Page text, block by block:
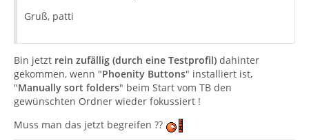
Gruß, patti
Bin jetzt rein zufällig (durch eine Testprofil) dahinter
gekommen, wenn "Phoenity Buttons" installiert ist,
"Manually sort folders" beim Start vom TB den
gewünschten Ordner wieder fokussiert !
Muss man das jetzt begreifen ??